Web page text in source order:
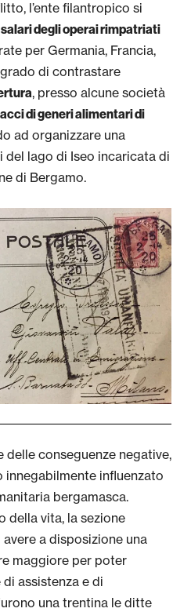
l’ente filantropico si
degli operai rimpatriati
per Germania, Francia,
di contrastare
, presso alcune società
di generi alimentari di
ad organizzare una
lago di Iseo incaricata di
di Bergamo.
delle conseguenze negative,
innegabilmente influenzato
bergamasca.
della vita, la sezione
a disposizione una
maggiore per poter
assistenza e di
una trentina le ditte